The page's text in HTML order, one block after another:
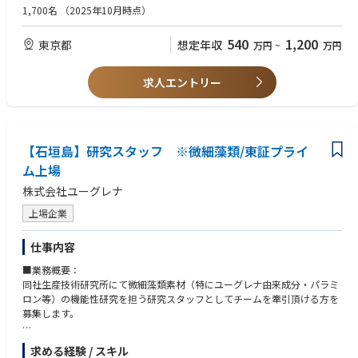
入社時点での専門性だけではなく、将来的に担当領域を広げ、組織を牽引
したいという意欲を重視します。
・複数の人、チームを巻き込んだプロダクトマーケティングの実務経験
※テクノロジーバックグラウンドは問いません
・事業立ち上げや新規サービスの事業成長に携わり、一定の成果を出した
1,700名 （2025年10月時点）
東京都 想定年収 540 万円 ~ 1,200 万円
求人エントリー
【石垣島】研究スタッフ ※微細藻類/東証プライ
ム上場
株式会社ユーグレナ
上場企業
仕事内容
■業務概要：
同社生産技術研究所にて微細藻類素材（特にユーグレナ由来成分・パラミ
ロン等）の機能性研究を担う研究スタッフとしてチームを牽引頂ける方を
募集します。
■職務詳細：
求める経験 / スキル